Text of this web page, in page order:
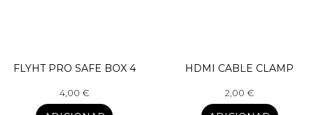
FLYHT PRO SAFE BOX 4
4,00 €
HDMI CABLE CLAMP
2,00 €